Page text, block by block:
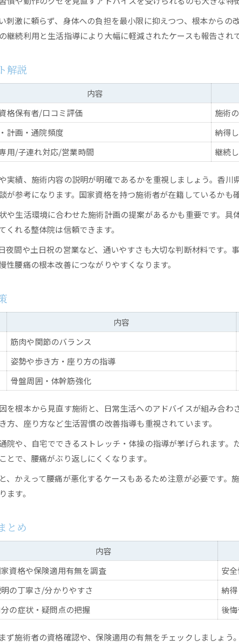
整体とマッサージの施術内容と効果を解説
腰痛ケアにおける整体とマッサージの選び方
高松市で腰痛改善に最適な整体の見極め方
整体選びで重視したいチェック項目一覧
腰痛再発を防ぐ整体の活用術を紹介
自分に合う整体を見つけるためのコツ
刺激に頼らず、身体への負担を最小限に抑えつつ、根本からの
続利用と生活指導により大幅に軽減されたケースも報告されて
解説
内容
格保有者/口コミ評価
施術
計画・通院頻度
納得
用/子連れ対応/営業時間 継続
績、施術内容の説明が明確であるかを重視しましょう。香川
参考になります。国家資格を持つ施術者が在籍しているかも
や生活環境に合わせた施術計画の提案があるかも重要です。
れる整体院は信頼できます。
夜間や土日祝の営業など、通いやすさも大切な判断材料です。
腰痛の根本改善につながりやすくなります。
内容
筋肉や関節のバランス
姿勢や歩き方・座り方の指導
骨盤周囲・体幹筋強化
を根本から見直す施術と、日常生活へのアドバイスが組み合わ
、座り方など生活習慣の改善指導も重視されています。
や、自宅でできるストレッチ・体操の指導が挙げられます。
で、腰痛がぶり返しにくくなります。
、かえって腰痛が悪化するケースもあるため注意が必要です。
す。
とめ
内容
資格や保険適用有無を調査
安
の丁寧さ/分かりやすさ
納
の症状・疑問点の把握 後
ず施術者の資格確認や、保険適用の有無をチェックしましょ
お問い合わせはこちら
お問い合わせはこちら